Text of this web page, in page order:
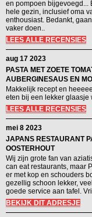
en pompoen bijgevoegd...
hele gezin, inclusief oma
enthousiast. Bedankt,
vaker doen..
LEES ALLE RECENSIES
aug 17 2023
PASTA MET ZOETE
AUBERGINESAUS EN
Makkelijk recept en
eten bij een lekker glaasje
LEES ALLE RECENSIES
mei 8 2023
JAPANS RESTAURANT
OOSTERHOUT
Wij zijn grote fan van
can eat restaurants, maar
er met kop en schouders
gezellig schoon lekker,
goede service aan tafel.
BEKIJK DIT ADRESJE